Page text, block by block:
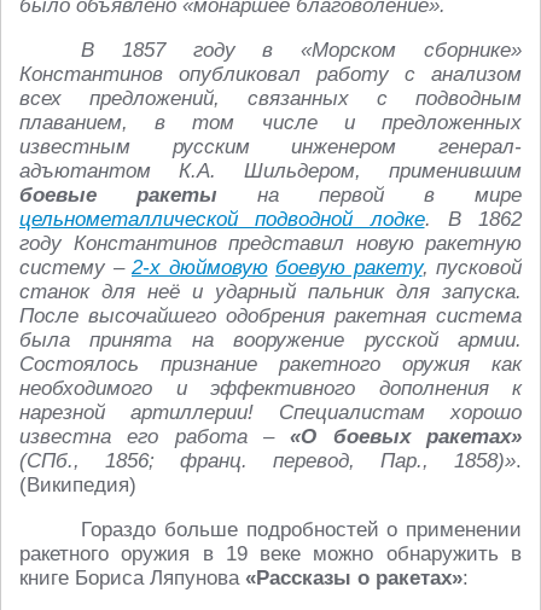
было объявлено «монаршее благоволение».
В 1857 году в «Морском сборнике»
Константинов опубликовал работу с анализом
всех предложений, связанных с подводным
плаванием, в том числе и предложенных
известным русским инженером генерал-
адъютантом К.A. Шильдером, применившим
боевые ракеты на первой в мире
цельнометаллической подводной лодке. В 1862
году Константинов представил новую ракетную
систему – 2-х дюймовую боевую ракету, пусковой
станок для неё и ударный пальник для запуска.
После высочайшего одобрения ракетная система
была принята на вооружение русской армии.
Состоялось признание ракетного оружия как
необходимого и эффективного дополнения к
нарезной артиллерии! Специалистам хорошо
известна его работа –«О боевых ракетах»
(СПб., 1856; франц. перевод, Пар., 1858)».
(Википедия)
Гораздо больше подробностей о применении
ракетного оружия в 19 веке можно обнаружить в
книге Бориса Ляпунова «Рассказы о ракетах»: